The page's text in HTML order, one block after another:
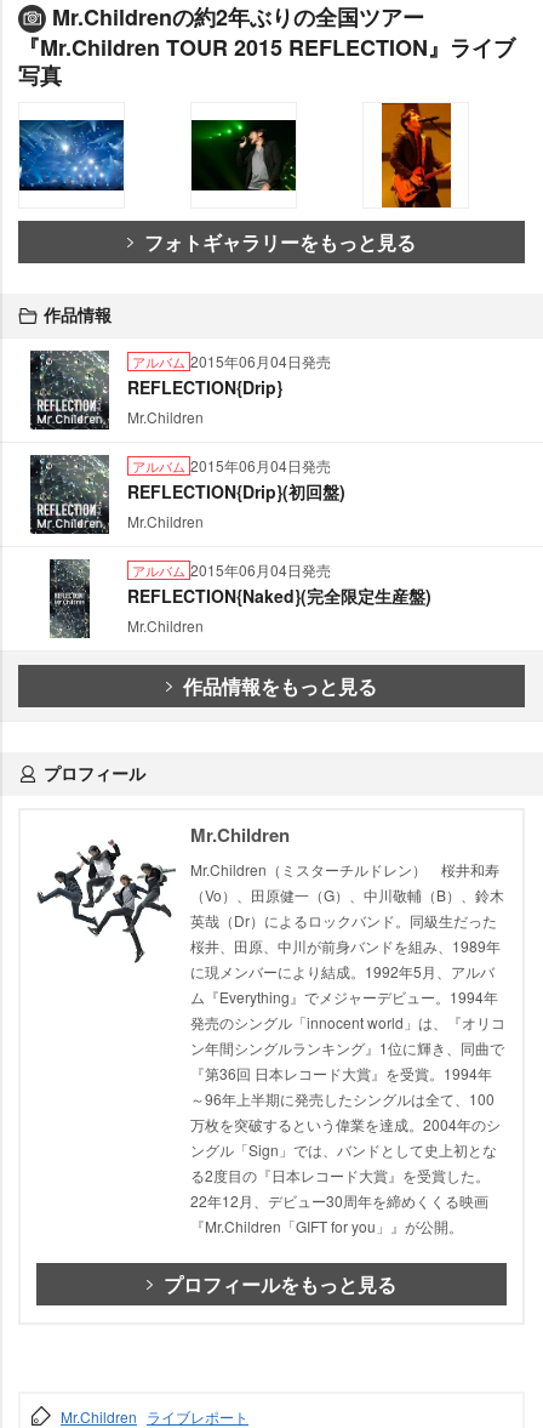
Mr.Childrenの約2年ぶりの全国ツアー
『Mr.Children TOUR 2015 REFLECTION』ライブ
写真
フォトギャラリーをもっと見る
作品情報
アルバム 2015年06月04日発売
REFLECTION{Drip}
Mr.Children
アルバム 2015年06月04日発売
REFLECTION{Drip}(初回盤)
Mr.Children
アルバム 2015年06月04日発売
REFLECTION{Naked}(完全限定生産盤)
Mr.Children
作品情報をもっと見る
プロフィール
Mr.Children
Mr.Children（ミスターチルドレン） 桜井和寿
（Vo）、田原健一（G）、中川敬輔（B）、鈴木
英哉（Dr）によるロックバンド。同級生だった
桜井、田原、中川が前身バンドを組み、1989年
に現メンバーにより結成。1992年5月、アルバ
ム『Everything』でメジャーデビュー。1994年
発売のシングル「innocent world」は、『オリコ
ン年間シングルランキング』1位に輝き、同曲で
『第36回 日本レコード大賞』を受賞。1994年
～96年上半期に発売したシングルは全て、100
万枚を突破するという偉業を達成。2004年のシ
ングル「Sign」では、バンドとして史上初とな
る2度目の『日本レコード大賞』を受賞した。
22年12月、デビュー30周年を締めくくる映画
『Mr.Children「GIFT for you」』が公開。
プロフィールをもっと見る
Mr.Children ライブレポート